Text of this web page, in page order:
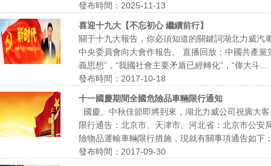
發布時間：2025-11-13
喜迎十九大【不忘初心 繼續前行】
關于十九大報告，你必須知道的關鍵詞湖北力威
中央委員會向大會作報告。 直播回放：中國共產黨
義思想”，“我國社會主要矛盾已經轉化”，“偉大斗...
發布時間：2017-10-18
十一國慶期間全國危險品車輛限行通知
國慶、中秋佳節即將到來，湖北力威公司祝廣大
限行通告：北京市、天津市、河北省：北京市公
險物品運輸車輛限行措施，現就有關事項通告如下
發布時間：2017-09-30